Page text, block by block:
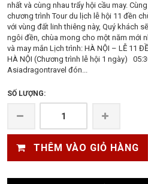
nhất và cùng nhau trẩy hội cầu may.
chương trình Tour du lịch lễ hội 11 đền
với vùng đất linh thiêng này, Quý khách
ngôi đền, chùa mong cho một năm mới
và may mắn Lịch trình: HÀ NỘI – LỄ 11
HÀ NỘI (Chương trình lễ hội 1 ngày)
Asiadragontravel đón...
SỐ LƯỢNG:
THÊM VÀO GIỎ HÀNG